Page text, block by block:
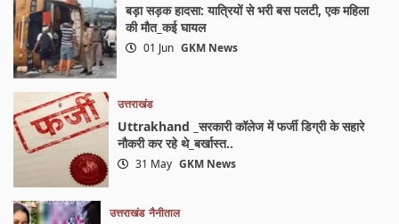
बड़ा सड़क हादसा: यात्रियों से भरी बस पलटी, एक महिला
की मौत_कई घायल
01 Jun GKM News
उत्तराखंड
Uttrakhand _सरकारी कॉलेज में फर्जी डिग्री के सहारे
नौकरी कर रहे थे_बर्खास्त..
31 May GKM News
उत्तराखंड नैनीताल